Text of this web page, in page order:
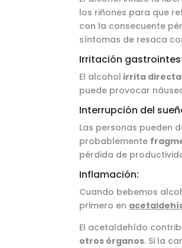
los riñones para que
con la consecuente
síntomas de resaca
Irritación
El alcohol irrita
puede provocar
Interrupción del
Las personas pueden
probablemente
pérdida de
Inflamación:
Cuando bebemos
primero en
El acetaldehído
otros órganos. Si la